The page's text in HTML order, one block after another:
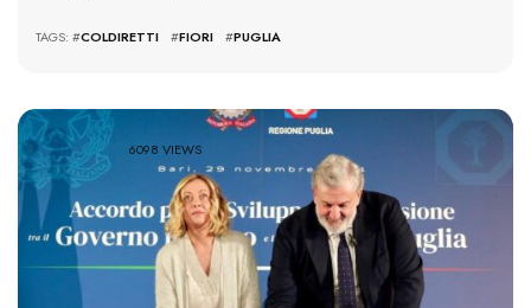
TAGS: #COLDIRETTI #FIORI #PUGLIA
6098 VIEWS